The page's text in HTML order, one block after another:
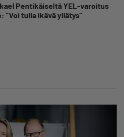
Pentikäiseltä YEL-varoitus
”Voi tulla ikävä yllätys”